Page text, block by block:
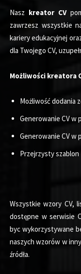
Nasz kreator CV
zawrzesz wszystkie
kariery edukacyjnej
dla Twojego CV,
Możliwości kreatora
Możliwość dodania
Generowanie CV w
Generowanie CV w
Przejrzysty szablon
Wszystkie wzory CV,
dostępne w serwisie
byc wykorzystywane
naszych wzorów w
źródła.